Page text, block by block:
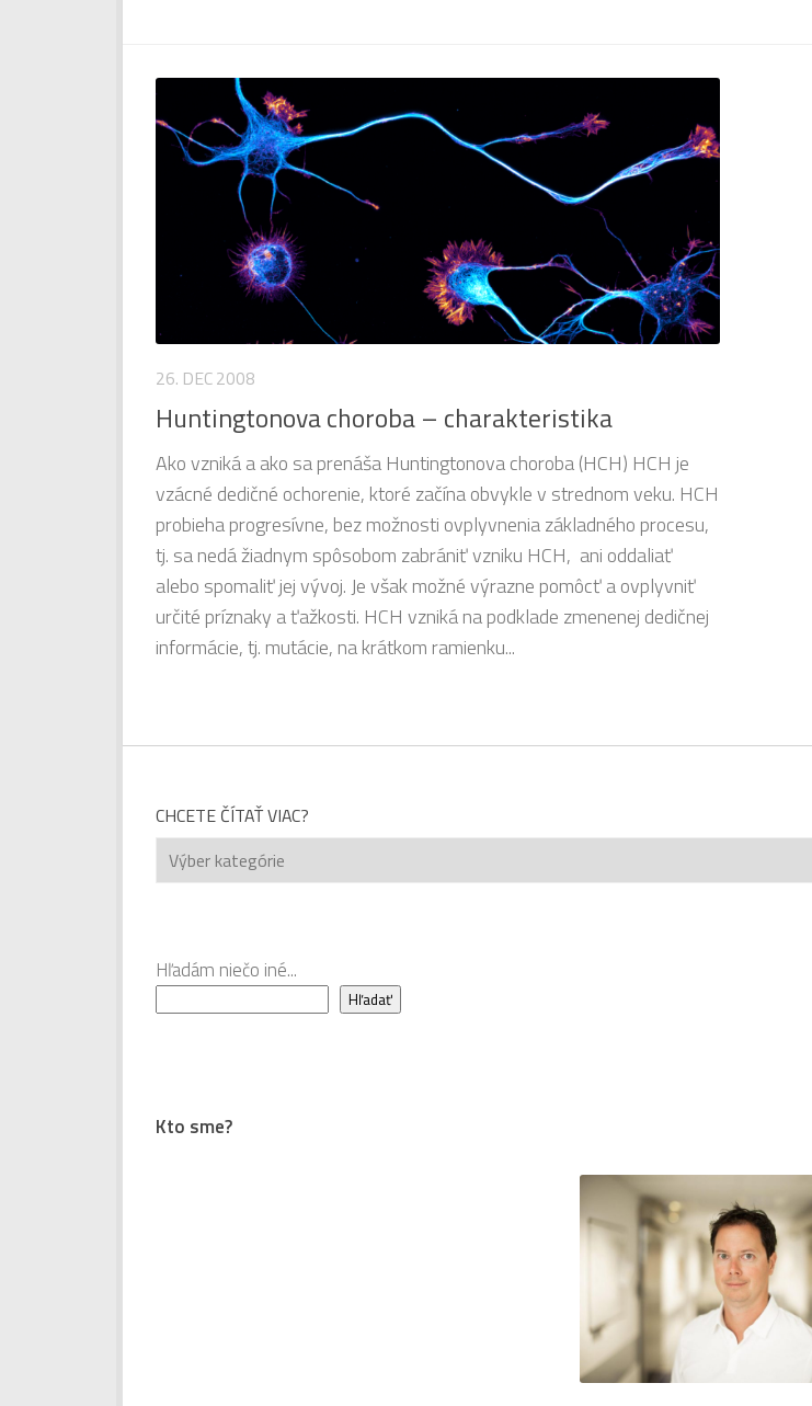
26. DEC 2008
Huntingtonova choroba – charakteristika
Ako vzniká a ako sa prenáša Huntingtonova choroba (HCH) HCH je
vzácné dedičné ochorenie, ktoré začína obvykle v strednom veku. HCH
probieha progresívne, bez možnosti ovplyvnenia základného procesu,
tj. sa nedá žiadnym spôsobom zabrániť vzniku HCH, ani oddaliať
alebo spomaliť jej vývoj. Je však možné výrazne pomôcť a ovplyvniť
určité príznaky a ťažkosti. HCH vzniká na podklade zmenenej dedičnej
informácie, tj. mutácie, na krátkom ramienku...
CHCETE ČÍTAŤ VIAC?
Chcete
čítať
Hľadám niečo iné...
Hľadať
Kto sme?